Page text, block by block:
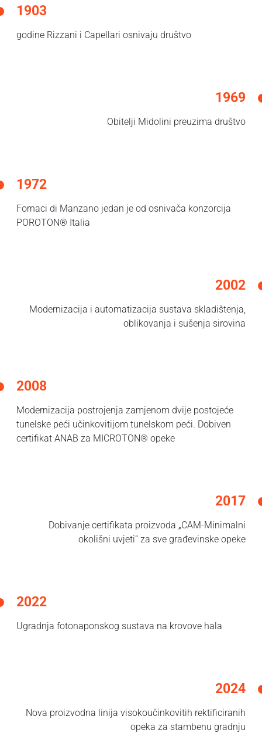
1903
godine Rizzani i Capellari osnivaju društvo
1969
Obitelji Midolini preuzima društvo
1972
Fornaci di Manzano jedan je od osnivača konzorcija
POROTON® Italia
2002
Modernizacija i automatizacija sustava skladištenja,
oblikovanja i sušenja sirovina
2008
Modernizacija postrojenja zamjenom dvije postojeće
tunelske peći učinkovitijom tunelskom peći. Dobiven
certifikat ANAB za MICROTON® opeke
2017
Dobivanje certifikata proizvoda „CAM-Minimalni
okolišni uvjeti“ za sve građevinske opeke
2022
Ugradnja fotonaponskog sustava na krovove hala
2024
Nova proizvodna linija visokoučinkovitih rektificiranih
opeka za stambenu gradnju